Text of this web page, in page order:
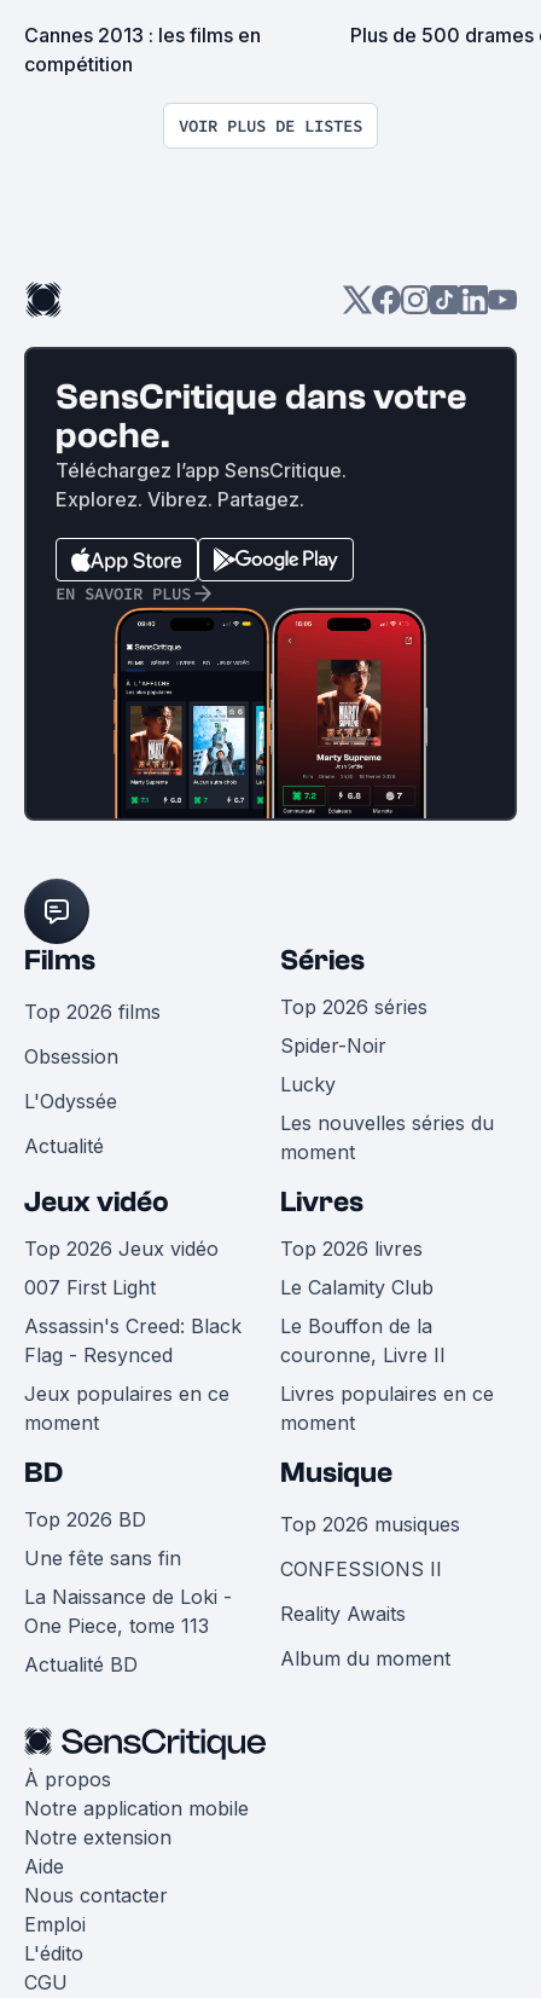
Cannes 2013 : les films en
compétition
Plus de 500 drames
VOIR PLUS DE LISTES
SensCritique dans votre
poche.
Téléchargez l’app SensCritique.
Explorez. Vibrez. Partagez.
EN SAVOIR PLUS
Films
Top 2026 films
Obsession
L'Odyssée
Actualité
Séries
Top 2026 séries
Spider-Noir
Lucky
Les nouvelles séries du
moment
Jeux vidéo
Top 2026 Jeux vidéo
007 First Light
Assassin's Creed: Black
Flag - Resynced
Jeux populaires en ce
moment
Livres
Top 2026 livres
Le Calamity Club
Le Bouffon de la
couronne, Livre II
Livres populaires en ce
moment
BD
Top 2026 BD
Une fête sans fin
La Naissance de Loki -
One Piece, tome 113
Actualité BD
Musique
Top 2026 musiques
CONFESSIONS II
Reality Awaits
Album du moment
À propos
Notre application mobile
Notre extension
Aide
Nous contacter
Emploi
L'édito
CGU